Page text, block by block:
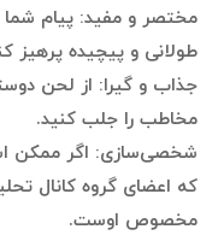
مختصر و مفید: پیام شما
طولانی و پیچیده پرهیز
جذاب و گیرا: از لحن
مخاطب را جلب کنید.
شخصی‌سازی: اگر ممکن
که اعضای گروه کانال
مخصوص اوست.